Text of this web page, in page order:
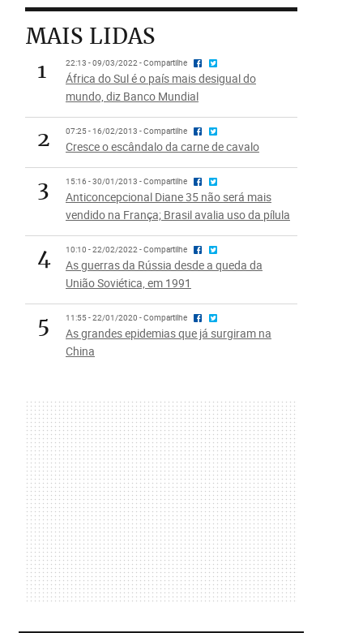
MAIS LIDAS
1
22:13 - 09/03/2022 - Compartilhe
África do Sul é o país mais desigual do
mundo, diz Banco Mundial
2 07:25 - 16/02/2013 - Compartilhe
Cresce o escândalo da carne de cavalo
3 15:16 - 30/01/2013 - Compartilhe
Anticoncepcional Diane 35 não será mais
vendido na França; Brasil avalia uso da pílula
4 10:10 - 22/02/2022 - Compartilhe
As guerras da Rússia desde a queda da
União Soviética, em 1991
5 11:55 - 22/01/2020 - Compartilhe
As grandes epidemias que já surgiram na
China